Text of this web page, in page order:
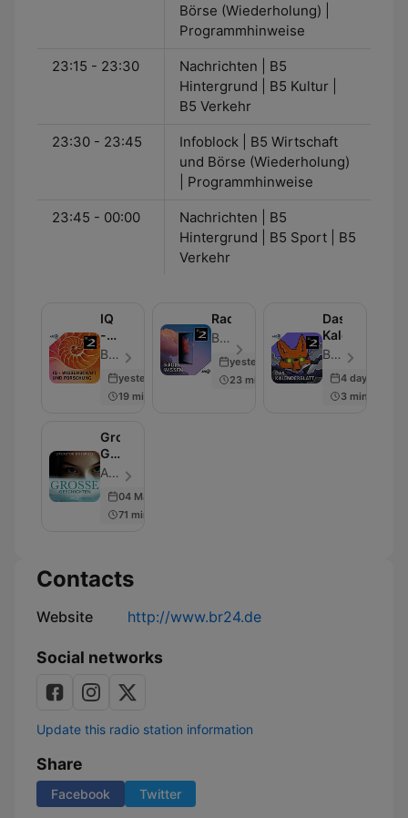
Börse (Wiederholung) |
Programmhinweise
23:15 - 23:30
Nachrichten | B5
Hintergrund | B5 Kultur |
B5 Verkehr
23:30 - 23:45
Infoblock | B5 Wirtschaft
und Börse (Wiederholung)
| Programmhinweise
23:45 - 00:00
Nachrichten | B5
Hintergrund | B5 Sport | B5
Verkehr
IQ
-
Wissenschaft
Forschung
Bayerischer Rundfunk - Episode 987
yesterday
19 min
Radiowissen
Bayerischer Rundfunk - Episode 2219
yesterday
23 min
Das
Kalenderblatt
Bayerischer Rundfunk - Episode 4318
4 days ago
3 min
Große
Geschichten
-
ARD
Literatur-
Hörspiele
ARD - Episode 466
04 May 2026
71 min
Contacts
Website http://www.br24.de
Social networks
Update this radio station information
Share
Facebook Twitter